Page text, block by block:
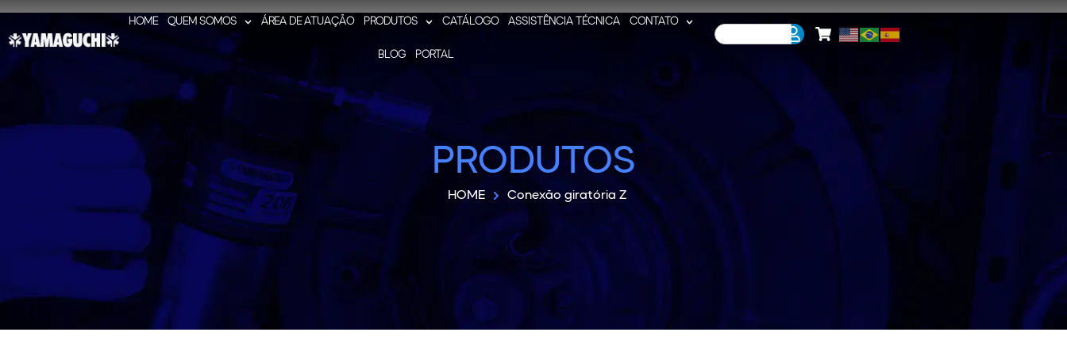
HOME QUEM SOMOS ÁREA DE ATUAÇÃO PRODUTOS CATÁLOGO ASSISTÊNCIA TÉCNICA CONTATO
BLOG PORTAL
PRODUTOS
HOME Conexão giratória Z